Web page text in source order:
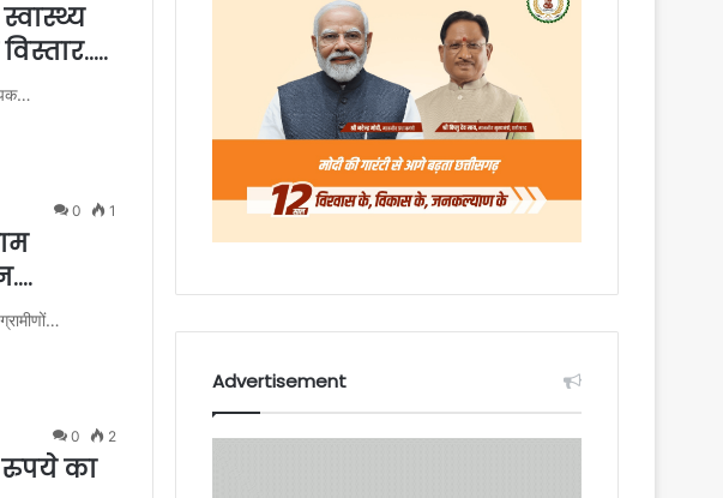
0 1
0 2
रुपये का
Advertisement